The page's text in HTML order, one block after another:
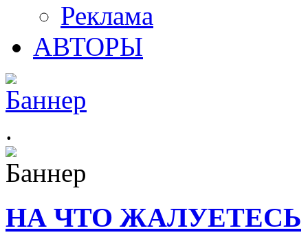
Реклама
АВТОРЫ
.
НА ЧТО ЖАЛУЕТЕСЬ